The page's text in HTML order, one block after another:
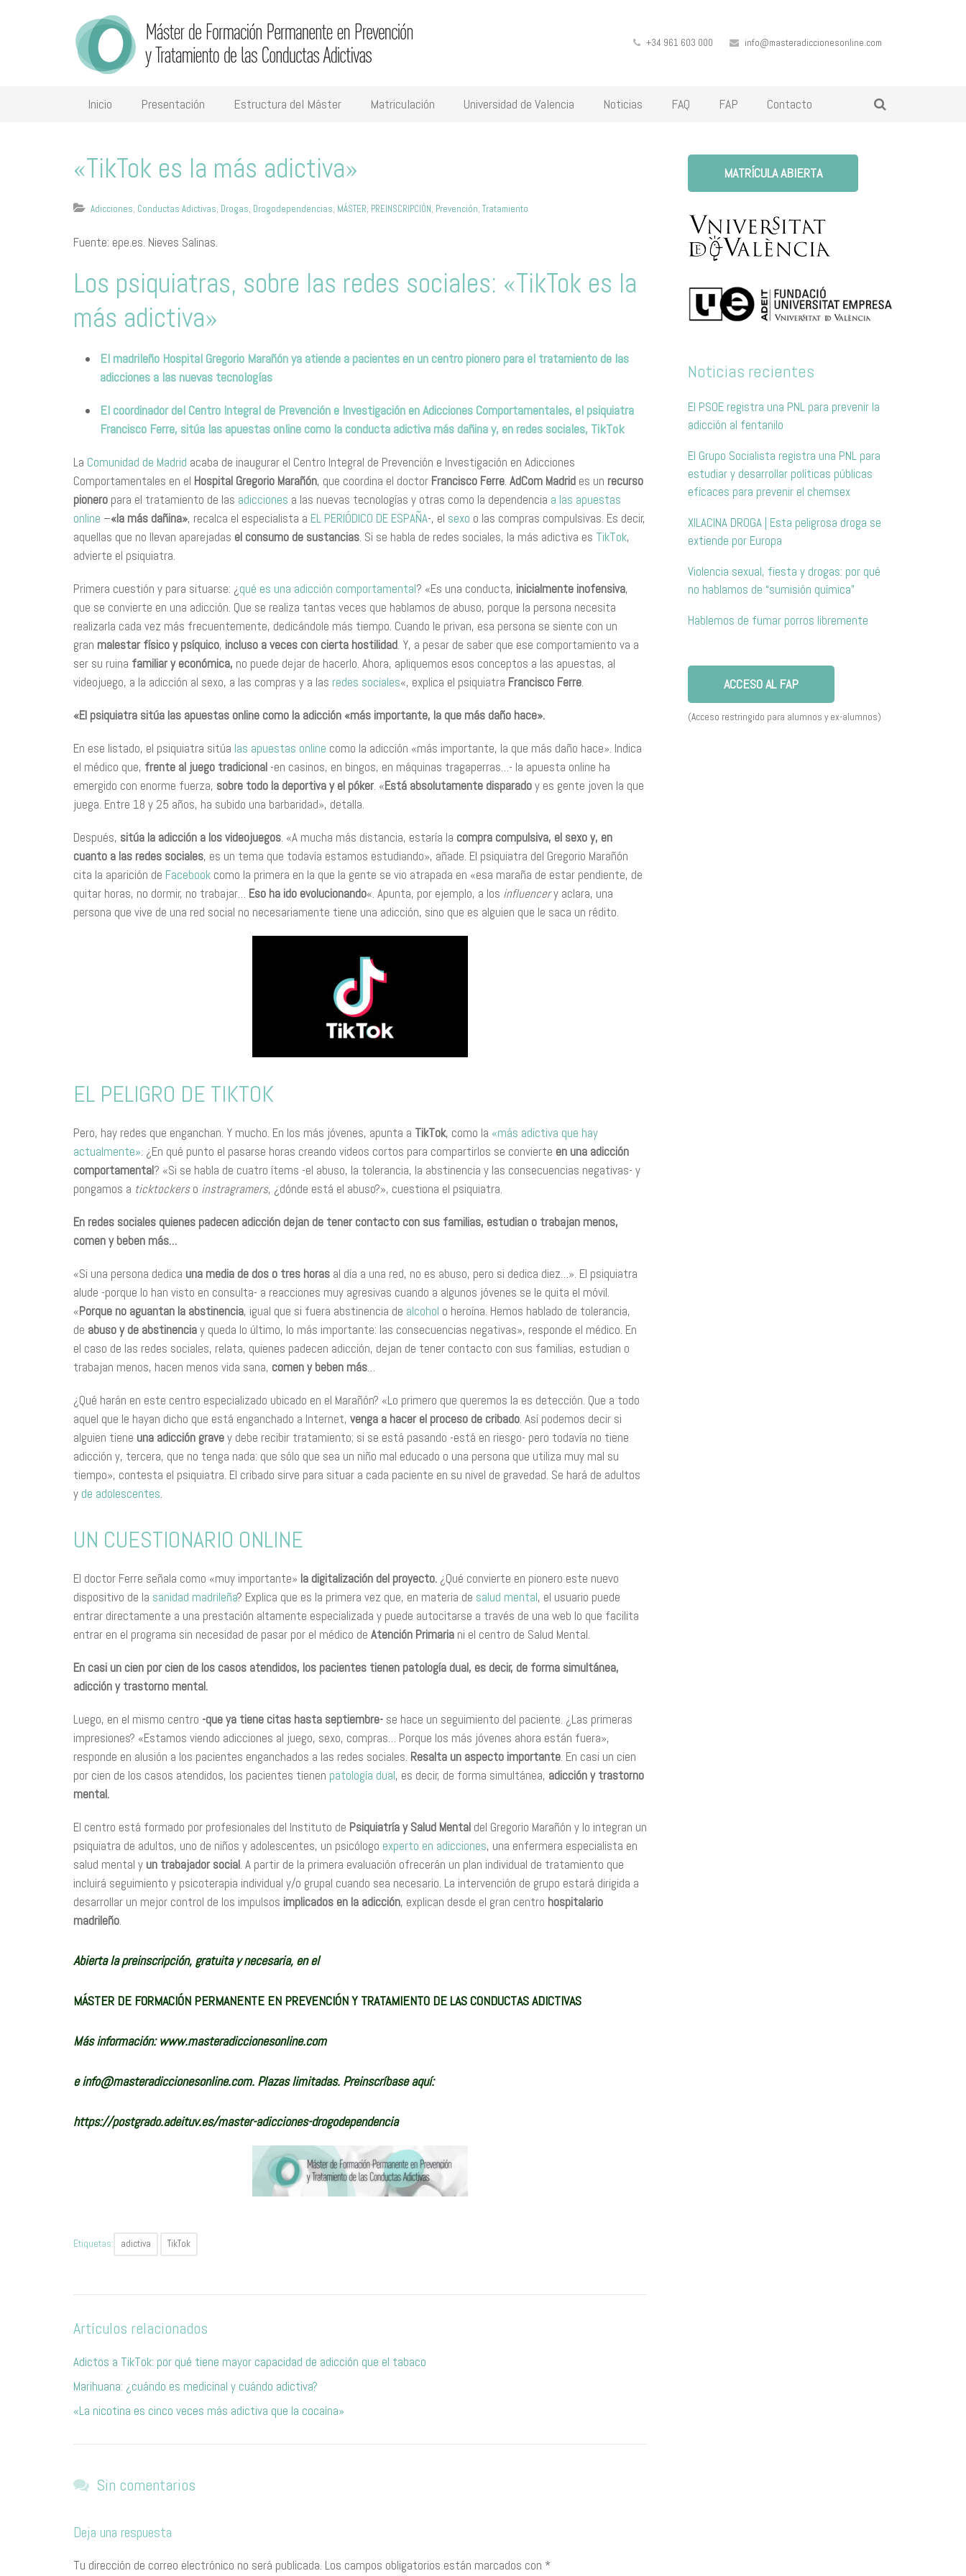
+34 961 603 000 info@masteradiccionesonline.com
Inicio Presentación Estructura del Máster Matriculación Universidad de Valencia Noticias FAQ FAP Contacto
«TikTok es la más adictiva»
Adicciones, Conductas Adictivas, Drogas, Drogodependencias, MÁSTER, PREINSCRIPCIÓN, Prevención, Tratamiento
Fuente: epe.es. Nieves Salinas.
Los psiquiatras, sobre las redes sociales: «TikTok es la
más adictiva»
El madrileño Hospital Gregorio Marañón ya atiende a pacientes en un centro pionero para el tratamiento de las
adicciones a las nuevas tecnologías
El coordinador del Centro Integral de Prevención e Investigación en Adicciones Comportamentales, el psiquiatra
Francisco Ferre, sitúa las apuestas online como la conducta adictiva más dañina y, en redes sociales, TikTok
La Comunidad de Madrid acaba de inaugurar el Centro Integral de Prevención e Investigación en Adicciones
Comportamentales en el Hospital Gregorio Marañón, que coordina el doctor Francisco Ferre. AdCom Madrid es un recurso
pionero para el tratamiento de las adicciones a las nuevas tecnologías y otras como la dependencia a las apuestas
online –«la más dañina», recalca el especialista a EL PERIÓDICO DE ESPAÑA-, el sexo o las compras compulsivas. Es decir,
aquellas que no llevan aparejadas el consumo de sustancias. Si se habla de redes sociales, la más adictiva es TikTok,
advierte el psiquiatra.
Primera cuestión y para situarse: ¿qué es una adicción comportamental? «Es una conducta, inicialmente inofensiva,
que se convierte en una adicción. Que se realiza tantas veces que hablamos de abuso, porque la persona necesita
realizarla cada vez más frecuentemente, dedicándole más tiempo. Cuando le privan, esa persona se siente con un
gran malestar físico y psíquico, incluso a veces con cierta hostilidad. Y, a pesar de saber que ese comportamiento va a
ser su ruina familiar y económica, no puede dejar de hacerlo. Ahora, apliquemos esos conceptos a las apuestas, al
videojuego, a la adicción al sexo, a las compras y a las redes sociales«, explica el psiquiatra Francisco Ferre.
«El psiquiatra sitúa las apuestas online como la adicción «más importante, la que más daño hace».
En ese listado, el psiquiatra sitúa las apuestas online como la adicción «más importante, la que más daño hace». Indica
el médico que, frente al juego tradicional -en casinos, en bingos, en máquinas tragaperras…- la apuesta online ha
emergido con enorme fuerza, sobre todo la deportiva y el póker. «Está absolutamente disparadoy es gente joven la que
juega. Entre 18 y 25 años, ha subido una barbaridad», detalla.
Después, sitúa la adicción a los videojuegos. «A mucha más distancia, estaría la compra compulsiva, el sexo y, en
cuanto a las redes sociales, es un tema que todavía estamos estudiando», añade. El psiquiatra del Gregorio Marañón
cita la aparición de Facebook como la primera en la que la gente se vio atrapada en «esa maraña de estar pendiente, de
quitar horas, no dormir, no trabajar… Eso ha ido evolucionando«. Apunta, por ejemplo, a los influencery aclara, una
persona que vive de una red social no necesariamente tiene una adicción, sino que es alguien que le saca un rédito.
EL PELIGRO DE TIKTOK
Pero, hay redes que enganchan. Y mucho. En los más jóvenes, apunta a TikTok, como la «más adictiva que hay
actualmente». ¿En qué punto el pasarse horas creando videos cortos para compartirlos se convierte en una adicción
comportamental? «Si se habla de cuatro ítems -el abuso, la tolerancia, la abstinencia y las consecuencias negativas- y
pongamos a ticktockerso instragramers, ¿dónde está el abuso?», cuestiona el psiquiatra.
En redes sociales quienes padecen adicción dejan de tener contacto con sus familias, estudian o trabajan menos,
comen y beben más…
«Si una persona dedica una media de dos o tres horas al día a una red, no es abuso, pero si dedica diez…». El psiquiatra
alude -porque lo han visto en consulta- a reacciones muy agresivas cuando a algunos jóvenes se le quita el móvil.
«Porque no aguantan la abstinencia, igual que si fuera abstinencia de alcohol o heroína. Hemos hablado de tolerancia,
de abuso y de abstinenciay queda lo último, lo más importante: las consecuencias negativas», responde el médico. En
el caso de las redes sociales, relata, quienes padecen adicción, dejan de tener contacto con sus familias, estudian o
trabajan menos, hacen menos vida sana, comen y beben más…
¿Qué harán en este centro especializado ubicado en el Marañón? «Lo primero que queremos la es detección. Que a todo
aquel que le hayan dicho que está enganchado a Internet, venga a hacer el proceso de cribado. Así podemos decir si
alguien tiene una adicción gravey debe recibir tratamiento; si se está pasando -está en riesgo- pero todavía no tiene
adicción y, tercera, que no tenga nada: que sólo que sea un niño mal educado o una persona que utiliza muy mal su
tiempo», contesta el psiquiatra. El cribado sirve para situar a cada paciente en su nivel de gravedad. Se hará de adultos
y de adolescentes.
UN CUESTIONARIO ONLINE
El doctor Ferre señala como «muy importante» la digitalización del proyecto. ¿Qué convierte en pionero este nuevo
dispositivo de la sanidad madrileña? Explica que es la primera vez que, en materia de salud mental, el usuario puede
entrar directamente a una prestación altamente especializada y puede autocitarse a través de una web lo que facilita
entrar en el programa sin necesidad de pasar por el médico de Atención Primaria ni el centro de Salud Mental.
En casi un cien por cien de los casos atendidos, los pacientes tienen patología dual, es decir, de forma simultánea,
adicción y trastorno mental.
Luego, en el mismo centro -que ya tiene citas hasta septiembre- se hace un seguimiento del paciente. ¿Las primeras
impresiones? «Estamos viendo adicciones al juego, sexo, compras… Porque los más jóvenes ahora están fuera»,
responde en alusión a los pacientes enganchados a las redes sociales. Resalta un aspecto importante. En casi un cien
por cien de los casos atendidos, los pacientes tienen patología dual, es decir, de forma simultánea, adicción y trastorno
mental.
El centro está formado por profesionales del Instituto de Psiquiatría y Salud Mental del Gregorio Marañón y lo integran un
psiquiatra de adultos, uno de niños y adolescentes, un psicólogo experto en adicciones, una enfermera especialista en
salud mental y un trabajador social. A partir de la primera evaluación ofrecerán un plan individual de tratamiento que
incluirá seguimiento y psicoterapia individual y/o grupal cuando sea necesario. La intervención de grupo estará dirigida a
desarrollar un mejor control de los impulsos implicados en la adicción, explican desde el gran centro hospitalario
madrileño.
Abierta la preinscripción, gratuita y necesaria, en el
MÁSTER DE FORMACIÓN PERMANENTE EN PREVENCIÓN Y TRATAMIENTO DE LAS CONDUCTAS ADICTIVAS
Más información:www.masteradiccionesonline.com
einfo@masteradiccionesonline.com. Plazas limitadas. Preinscríbase aquí:
https://postgrado.adeituv.es/master-adicciones-drogodependencia
Etiquetas: adictiva TikTok
Artículos relacionados
Adictos a TikTok: por qué tiene mayor capacidad de adicción que el tabaco
Marihuana: ¿cuándo es medicinal y cuándo adictiva?
«La nicotina es cinco veces más adictiva que la cocaína»
Sin comentarios
Deja una respuesta
Tu dirección de correo electrónico no será publicada. Los campos obligatorios están marcados con *
MATRÍCULA ABIERTA
Noticias recientes
El PSOE registra una PNL para prevenir la
adicción al fentanilo
El Grupo Socialista registra una PNL para
estudiar y desarrollar políticas públicas
eficaces para prevenir el chemsex
XILACINA DROGA | Esta peligrosa droga se
extiende por Europa
Violencia sexual, fiesta y drogas: por qué
no hablamos de “sumisión química”
Hablemos de fumar porros libremente
ACCESO AL FAP
(Acceso restringido para alumnos y ex-alumnos)